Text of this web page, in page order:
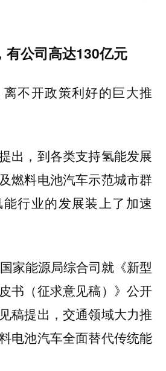
有公司高达130亿元
不开政策利好的巨大推
出，到各类支持氢能发展
燃料电池汽车示范城市群
行业的发展装上了加速
家能源局综合司就《新型
书（征求意见稿）》公开
稿提出，交通领域大力推
电池汽车全面替代传统能